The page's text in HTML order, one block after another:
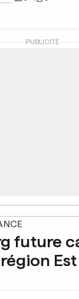
PUBLICITÉ
future
Est